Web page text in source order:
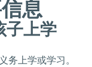
息
子上学
务上学或学习。